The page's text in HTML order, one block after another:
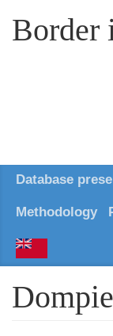
Border
Database
Methodology